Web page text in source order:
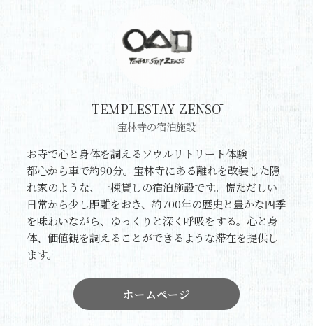
TEMPLESTAY ZENSŌ
宝林寺の宿泊施設
お寺で心と身体を調えるソウルリトリート体験
都心から車で約90分。宝林寺にある離れを改装した隠
れ家のような、一棟貸しの宿泊施設です。慌ただしい
日常から少し距離をおき、約700年の歴史と豊かな四季
を味わいながら、ゆっくりと深く呼吸をする。心と身
体、価値観を調えることができるような滞在を提供し
ます。
ホームページ